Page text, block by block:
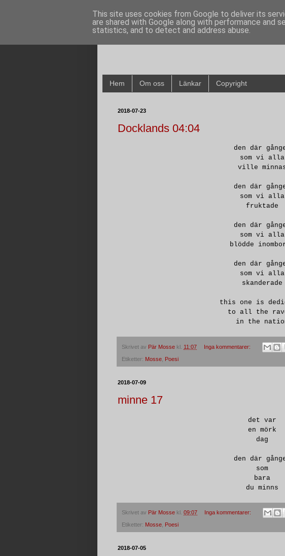
Hem Om oss Länkar Copyright
2018-07-23
Docklands 04:04
den där
som vi alla
ville
den där
som vi alla
fruktade
den där
som vi alla
blödde
den där
som vi alla
skanderade
this one is
to all the
in the
Skrivet av Pär Mosse kl. 11:07 Inga kommentarer:
Etiketter: Mosse Poesi
2018-07-09
minne 17
det var
en mörk
dag
den där
som
bara
du minns
Skrivet av Pär Mosse kl. 09:07 Inga kommentarer:
Etiketter: Mosse Poesi
2018-07-05
This site uses cookies from Google to deliver its
are shared with Google along with performance and
statistics, and to detect and address abuse.